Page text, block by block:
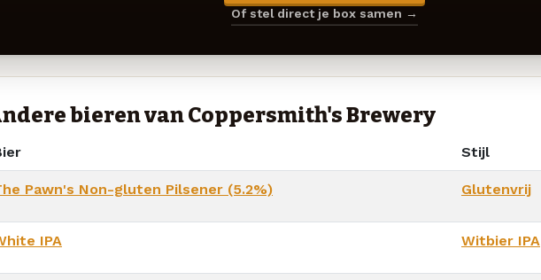
Of stel direct je box samen →
bieren van Coppersmith's Brewery
Stijl
Pawn's Non-gluten Pilsener (5.2%) Glutenvrij
IPA Witbier IPA